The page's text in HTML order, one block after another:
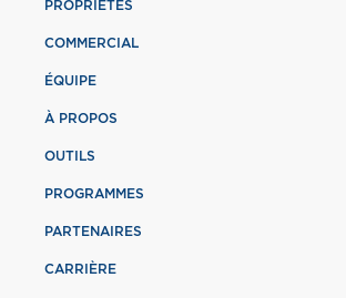
PROPRIÉTÉS
COMMERCIAL
ÉQUIPE
À PROPOS
OUTILS
PROGRAMMES
PARTENAIRES
CARRIÈRE